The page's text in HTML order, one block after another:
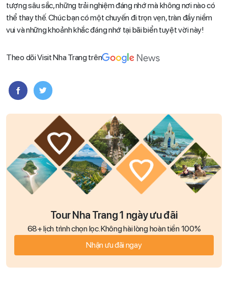
tượng sâu sắc, những trải nghiệm đáng nhớ mà không nơi nào có
thể thay thế. Chúc bạn có một chuyến đi trọn vẹn, tràn đầy niềm
vui và những khoảnh khắc đáng nhớ tại bãi biển tuyệt vời này!
Theo dõi Visit Nha Trang trên
Tour Nha Trang 1 ngày ưu đãi
68+ lịch trình chọn lọc. Không hài lòng hoàn tiền 100%
Nhận ưu đãi ngay